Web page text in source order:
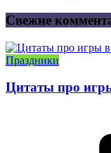
Свежие
Праздники
Цитаты про